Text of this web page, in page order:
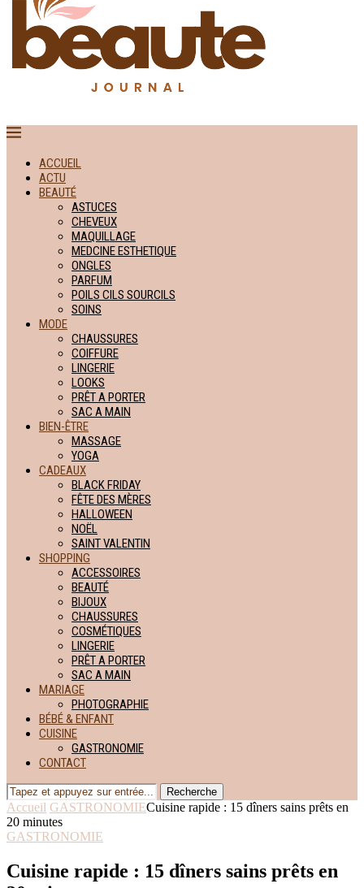
ACCUEIL
ACTU
BEAUTÉ
ASTUCES
CHEVEUX
MAQUILLAGE
MEDCINE ESTHETIQUE
ONGLES
PARFUM
POILS CILS SOURCILS
SOINS
MODE
CHAUSSURES
COIFFURE
LINGERIE
LOOKS
PRÊT A PORTER
SAC A MAIN
BIEN-ÊTRE
MASSAGE
YOGA
CADEAUX
BLACK FRIDAY
FÊTE DES MÈRES
HALLOWEEN
NOËL
SAINT VALENTIN
SHOPPING
ACCESSOIRES
BEAUTÉ
BIJOUX
CHAUSSURES
COSMÉTIQUES
LINGERIE
PRÊT A PORTER
SAC A MAIN
MARIAGE
PHOTOGRAPHIE
BÉBÉ & ENFANT
CUISINE
GASTRONOMIE
CONTACT
Recherche
Accueil GASTRONOMIECuisine rapide : 15 dîners sains prêts en
20 minutes
GASTRONOMIE
Cuisine rapide : 15 dîners sains prêts en